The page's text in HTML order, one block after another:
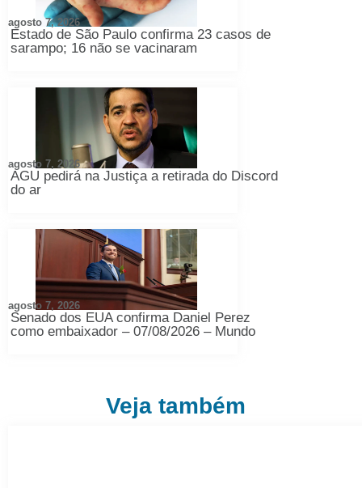
Estado de São Paulo confirma 23 casos de
sarampo; 16 não se vacinaram
agosto 7, 2026
AGU pedirá na Justiça a retirada do Discord
do ar
agosto 7, 2026
Senado dos EUA confirma Daniel Perez
como embaixador – 07/08/2026 – Mundo
agosto 7, 2026
Veja também